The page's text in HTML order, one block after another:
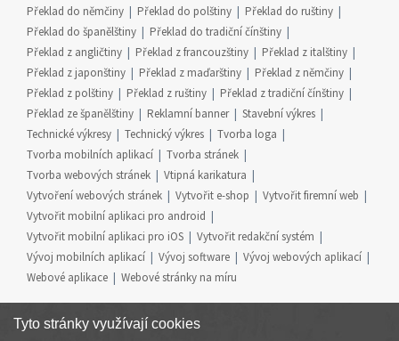
Překlad do němčiny
Překlad do polštiny
Překlad do ruštiny
Překlad do španělštiny
Překlad do tradiční čínštiny
Překlad z angličtiny
Překlad z francouzštiny
Překlad z italštiny
Překlad z japonštiny
Překlad z maďarštiny
Překlad z němčiny
Překlad z polštiny
Překlad z ruštiny
Překlad z tradiční čínštiny
Překlad ze španělštiny
Reklamní banner
Stavební výkres
Technické výkresy
Technický výkres
Tvorba loga
Tvorba mobilních aplikací
Tvorba stránek
Tvorba webových stránek
Vtipná karikatura
Vytvoření webových stránek
Vytvořit e-shop
Vytvořit firemní web
Vytvořit mobilní aplikaci pro android
Vytvořit mobilní aplikaci pro iOS
Vytvořit redakční systém
Vývoj mobilních aplikací
Vývoj software
Vývoj webových aplikací
Webové aplikace
Webové stránky na míru
Tyto stránky využívají cookies